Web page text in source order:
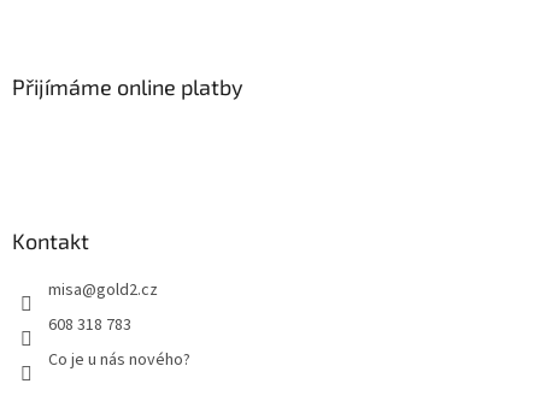
Přijímáme online platby
Kontakt
misa@gold2.cz
608 318 783
Co je u nás nového?